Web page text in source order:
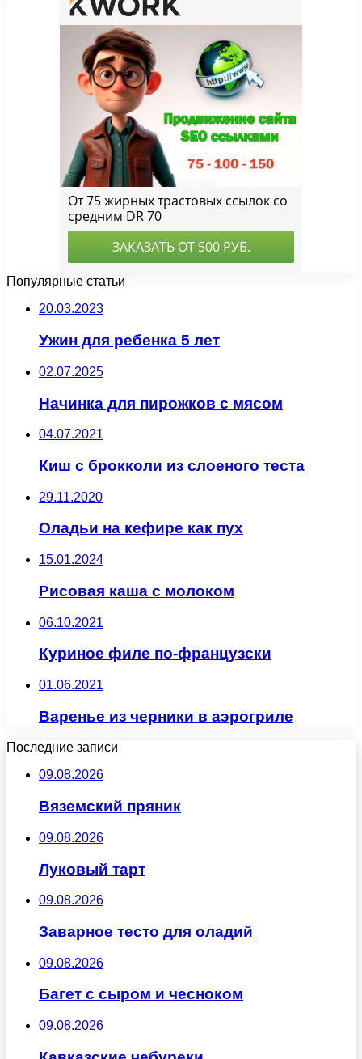
Популярные статьи
20.03.2023
Ужин для ребенка 5 лет
02.07.2025
Начинка для пирожков с мясом
04.07.2021
Киш с брокколи из слоеного теста
29.11.2020
Оладьи на кефире как пух
15.01.2024
Рисовая каша с молоком
06.10.2021
Куриное филе по-французски
01.06.2021
Варенье из черники в аэрогриле
Последние записи
09.08.2026
Вяземский пряник
09.08.2026
Луковый тарт
09.08.2026
Заварное тесто для оладий
09.08.2026
Багет с сыром и чесноком
09.08.2026